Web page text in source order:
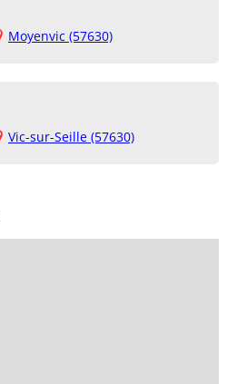
Moyenvic (57630)
Vic-sur-Seille (57630)